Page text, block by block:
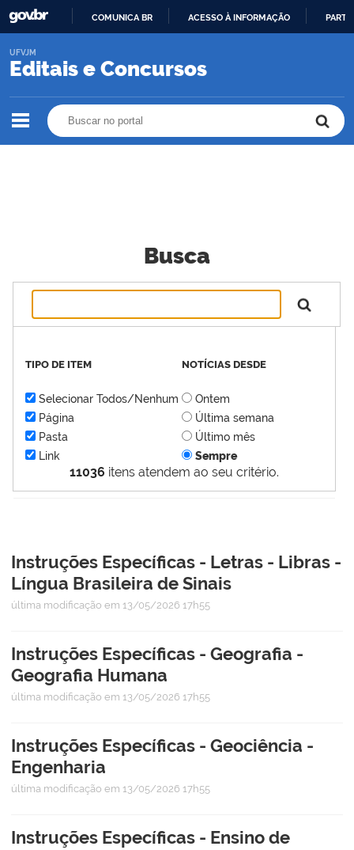
O
COMUNICA BR ACESSO À INFORMAÇÃO
Editais e Concursos
UFVJM
Busca
11036 itens atendem ao seu critério.
TIPO DE ITEM
Selecionar Todos/Nenhum
Página
Pasta
Link
NOTÍCIAS DESDE
Ontem
Última semana
Último mês
Sempre
Instruções Específicas - Letras - Libras -
Língua Brasileira de Sinais
última modificação em 13/05/2026 17h55
Instruções Específicas - Geografia -
Geografia Humana
última modificação em 13/05/2026 17h55
Instruções Específicas - Geociência -
Engenharia
última modificação em 13/05/2026 17h55
Instruções Específicas - Ensino de